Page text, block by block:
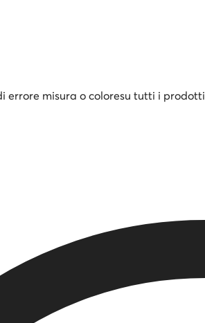
errore misura o coloresu tutti i prodotti